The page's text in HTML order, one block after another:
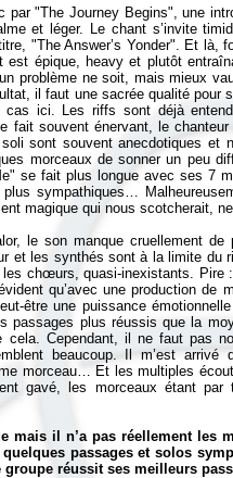
par "The Journey Begins", une
et léger. Le chant s’invite
"The Answer’s Yonder". Et là,
est épique, heavy et plutôt
problème ne soit, mais mieux
il faut une sacrée qualité pour
cas ici. Les riffs sont déjà
fait souvent énervant, le
sont souvent anecdotiques et
morceaux de sonner un peu
se fait plus longue avec ses 7
sympathiques…
magique qui nous scotcherait,
le son manque cruellement
et les synthés sont à la limite du
les chœurs, quasi-inexistants.
qu’avec une production de
être une puissance
passages plus réussis que la
cela. Cependant, il ne faut pas
beaucoup. Il m’est arrivé
morceau… Et les multiples
gavé, les morceaux étant
mais il n’a pas réellement les
passages et solos
groupe réussit ses meilleurs